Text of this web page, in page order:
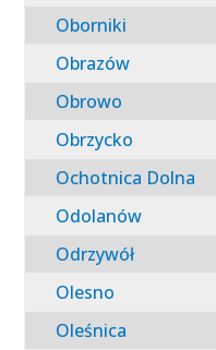
Oborniki
Obrazów
Obrowo
Obrzycko
Ochotnica Dolna
Odolanów
Odrzywół
Olesno
Oleśnica